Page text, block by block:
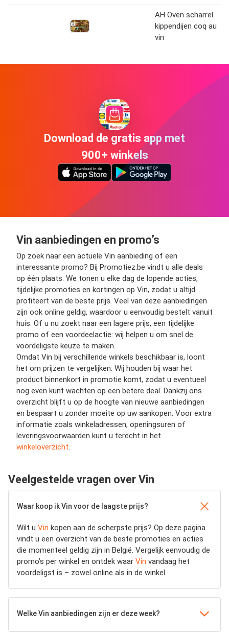
AH Oven scharrel
kippendijen coq au
vin
Download de gratis app met
900+ winkels
Vin aanbiedingen en promo’s
Op zoek naar een actuele Vin aanbieding of een
interessante promo? Bij Promotiez.be vindt u alle deals
op één plaats. We tonen u elke dag de lopende acties,
tijdelijke promoties en kortingen op Vin, zodat u altijd
profiteert van de beste prijs. Veel van deze aanbiedingen
zijn ook online geldig, waardoor u eenvoudig bestelt vanuit
huis. Of u nu zoekt naar een lagere prijs, een tijdelijke
promo of een voordeelactie: wij helpen u om snel de
voordeligste keuze te maken.
Omdat Vin bij verschillende winkels beschikbaar is, loont
het om prijzen te vergelijken. Wij houden bij waar het
product binnenkort in promotie komt, zodat u eventueel
nog even kunt wachten op een betere deal. Dankzij ons
overzicht blijft u op de hoogte van nieuwe aanbiedingen
en bespaart u zonder moeite op uw aankopen. Voor extra
informatie zoals winkeladressen, openingsuren of
leveringsvoorwaarden kunt u terecht in het
winkeloverzicht
Veelgestelde vragen over Vin
Waar koop ik Vin voor de laagste prijs?
Wilt u Vin kopen aan de scherpste prijs? Op deze pagina
vindt u een overzicht van de beste promoties en acties
die momenteel geldig zijn in België. Vergelijk eenvoudig de
promo’s per winkel en ontdek waar Vin vandaag het
voordeligst is – zowel online als in de winkel.
Welke Vin aanbiedingen zijn er deze week?